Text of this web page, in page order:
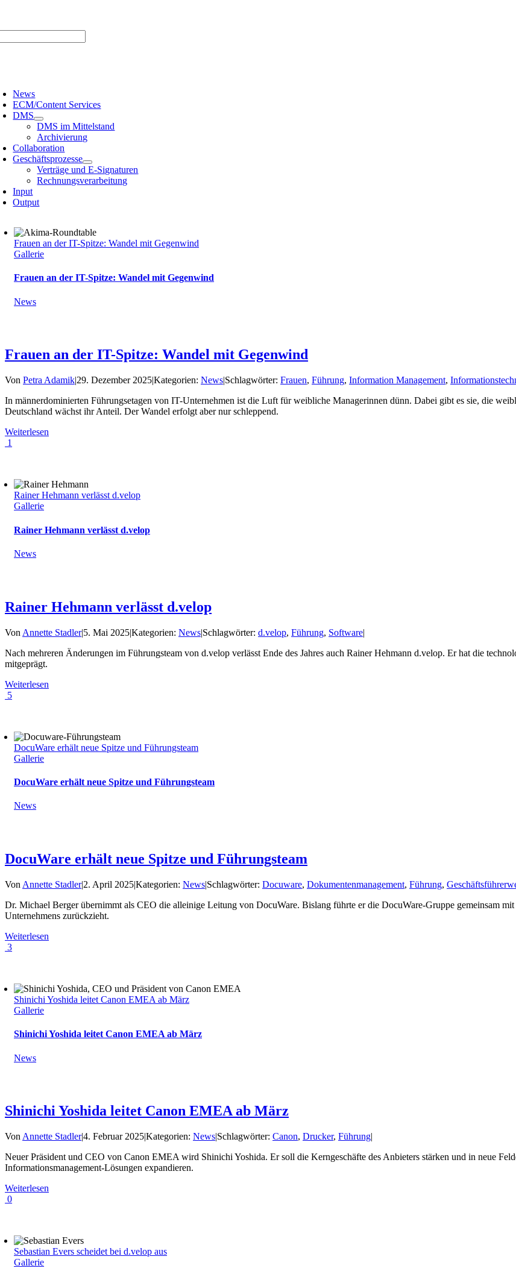
News
ECM/Content Services
DMS
DMS im Mittelstand
Archivierung
Collaboration
Geschäftsprozesse
Verträge und E-Signaturen
Rechnungsverarbeitung
Input
Output
Frauen an der IT-Spitze: Wandel mit Gegenwind
Gallerie
Frauen an der IT-Spitze: Wandel mit Gegenwind
News
Frauen an der IT-Spitze: Wandel mit Gegenwind
VonPetra Adamik|29. Dezember 2025|Kategorien:News|Schlagwörter:Frauen,Führung,Information Management,
In männerdominierten Führungsetagen von IT-Unternehmen ist die Luft für weibliche Managerinnen dünn. Dabei gibt es sie, die
Deutschland wächst ihr Anteil. Der Wandel erfolgt aber nur schleppend.
Weiterlesen
1
Rainer Hehmann verlässt d.velop
Gallerie
Rainer Hehmann verlässt d.velop
News
Rainer Hehmann verlässt d.velop
Von Annette Stadler|5. Mai 2025|Kategorien:News|Schlagwörter:d.velop,Führung, Software|
Nach mehreren Änderungen im Führungsteam von d.velop verlässt Ende des Jahres auch Rainer Hehmann d.velop. Er hat die
mitgeprägt.
Weiterlesen
5
DocuWare erhält neue Spitze und Führungsteam
Gallerie
DocuWare erhält neue Spitze und Führungsteam
News
DocuWare erhält neue Spitze und Führungsteam
Von Annette Stadler|2. April 2025|Kategorien:News|Schlagwörter:Docuware,Dokumentenmanagement,Führung,
Dr. Michael Berger übernimmt als CEO die alleinige Leitung von DocuWare. Bislang führte er die DocuWare-Gruppe gemeinsam
Unternehmens zurückzieht.
Weiterlesen
3
Shinichi Yoshida leitet Canon EMEA ab März
Gallerie
Shinichi Yoshida leitet Canon EMEA ab März
News
Shinichi Yoshida leitet Canon EMEA ab März
Von Annette Stadler|4. Februar 2025|Kategorien:News|Schlagwörter:Canon,Drucker,Führung|
Neuer Präsident und CEO von Canon EMEA wird Shinichi Yoshida. Er soll die Kerngeschäfte des Anbieters stärken und in neue
Informationsmanagement-Lösungen expandieren.
Weiterlesen
0
Sebastian Evers scheidet bei d.velop aus
Gallerie